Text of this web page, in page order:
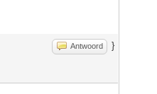
Antwoord }